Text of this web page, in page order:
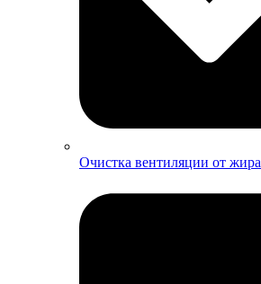
Очистка вентиляции от жира